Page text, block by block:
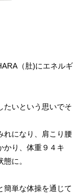
（肚)にエネルギ
たいという思いでそ
れになり、肩こり腰
り、 体重９４キ
に。
簡単な体操を通じて